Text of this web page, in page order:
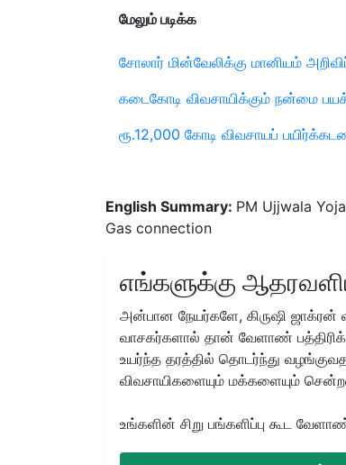
மேலும் படிக்க
சோலார் மின்வேலிக்கு மானியம்
கடைகோடி விவசாயிக்கும் நன்மை
ரூ.12,000 கோடி விவசாயப்
English Summary: PM Ujjwala
Gas connection
எங்களுக்கு
அன்பான நேயர்களே, கிருஷி
வாசகர்களால் தான் வேளாண்
உயர்ந்த தரத்தில் தொடர்ந்து
விவசாயிகளையும் மக்களையும்
உங்களின் சிறு பங்களிப்பு கூட